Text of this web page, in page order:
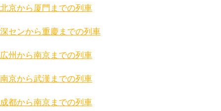
北京から厦門までの列車
深センから重慶までの列車
広州から南京までの列車
南京から武漢までの列車
成都から南京までの列車